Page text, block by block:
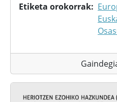
Etiketa orokorrak